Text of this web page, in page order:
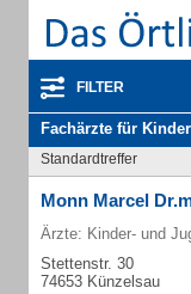
FILTER
Standardtreffer
Monn Marcel
Ärzte: Kinder- und
Stettenstr. 30
74653 Künzelsau